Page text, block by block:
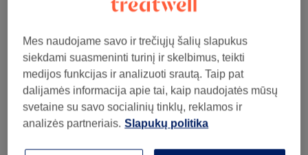
Švara
Personalas
Atsiliepimų filtras
Mes naudojame savo ir trečiųjų šalių slapukus
siekdami suasmeninti turinį ir skelbimus, teikti
medijos funkcijas ir analizuoti srautą. Taip pat
dalijamės informacija apie tai, kaip naudojatės mūsų
svetaine su savo socialinių tinklų, reklamos ir
analizės partneriais. Slapukų politika